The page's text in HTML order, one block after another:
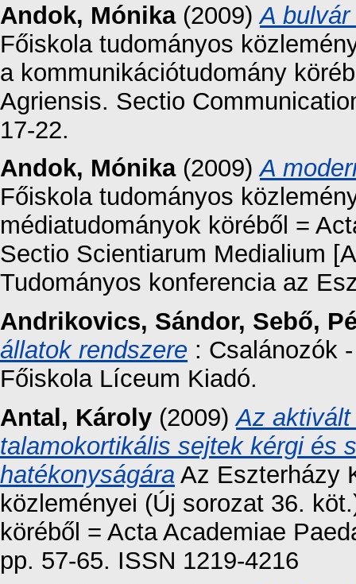
Andok, Mónika(2009)A
Főiskola tudományos
a kommunikációtudomány
Agriensis. Sectio
17-22.
Andok, Mónika(2009)A
Főiskola tudományos
médiatudományok köréből =
Sectio Scientiarum Medialium
Tudományos konferencia az
Andrikovics, Sándor, Sebő,
állatok rendszere : Csalánozók
Főiskola Líceum Kiadó.
Antal, Károly (2009)Az
talamokortikális sejtek kérgi és
hatékonyságára Az Eszterházy
közleményei (Új sorozat 36.
köréből = Acta Academiae
pp. 57-65. ISSN 1219-4216